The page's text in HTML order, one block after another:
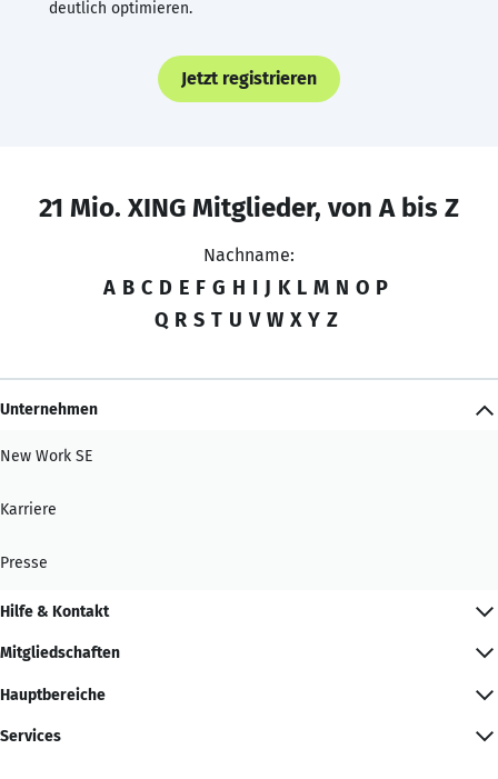
deutlich optimieren.
Jetzt registrieren
21 Mio. XING Mitglieder, von A bis Z
Nachname:
A B C D E F G H I J K L M N O P
Q R S T U V W X Y Z
Unternehmen
New Work SE
Karriere
Presse
Hilfe & Kontakt
Mitgliedschaften
Hauptbereiche
Services